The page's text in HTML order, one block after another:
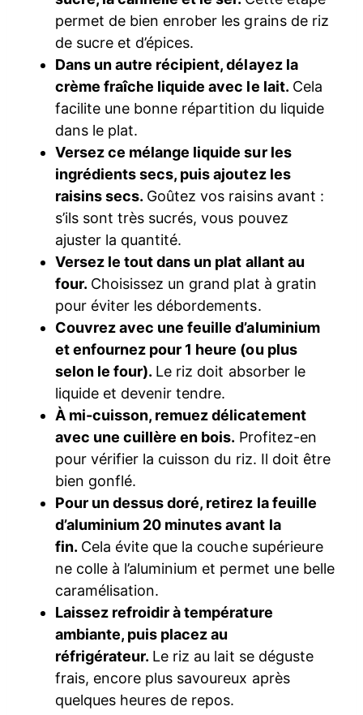
permet de bien enrober les grains de riz
de sucre et d’épices.
Dans un autre récipient, délayez la
crème fraîche liquide avec le lait. Cela
facilite une bonne répartition du liquide
dans le plat.
Versez ce mélange liquide sur les
ingrédients secs, puis ajoutez les
raisins secs. Goûtez vos raisins avant :
s’ils sont très sucrés, vous pouvez
ajuster la quantité.
Versez le tout dans un plat allant au
four. Choisissez un grand plat à gratin
pour éviter les débordements.
Couvrez avec une feuille d’aluminium
et enfournez pour 1 heure (ou plus
selon le four). Le riz doit absorber le
liquide et devenir tendre.
À mi-cuisson, remuez délicatement
avec une cuillère en bois. Profitez-en
pour vérifier la cuisson du riz. Il doit être
bien gonflé.
Pour un dessus doré, retirez la feuille
d’aluminium 20 minutes avant la
fin. Cela évite que la couche supérieure
ne colle à l’aluminium et permet une belle
caramélisation.
Laissez refroidir à température
ambiante, puis placez au
réfrigérateur. Le riz au lait se déguste
frais, encore plus savoureux après
quelques heures de repos.